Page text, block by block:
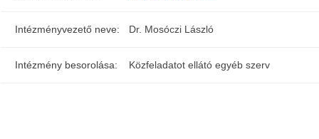
Intézményvezető neve: Dr. Mosóczi László
Intézmény besorolása: Közfeladatot ellátó egyéb szerv